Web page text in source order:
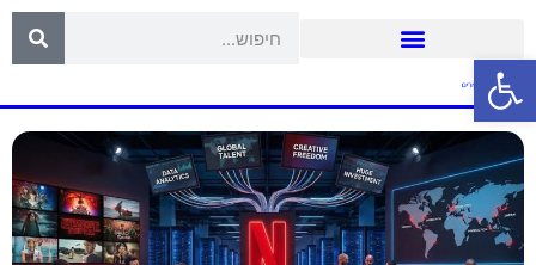
פתח סרגל נגישות